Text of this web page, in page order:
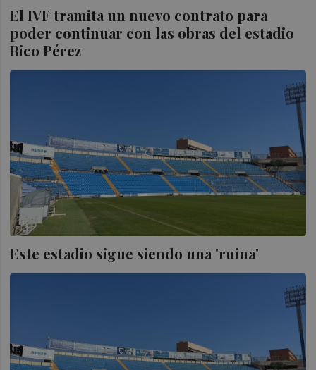
El IVF tramita un nuevo contrato para
poder continuar con las obras del estadio
Rico Pérez
Este estadio sigue siendo una 'ruina'